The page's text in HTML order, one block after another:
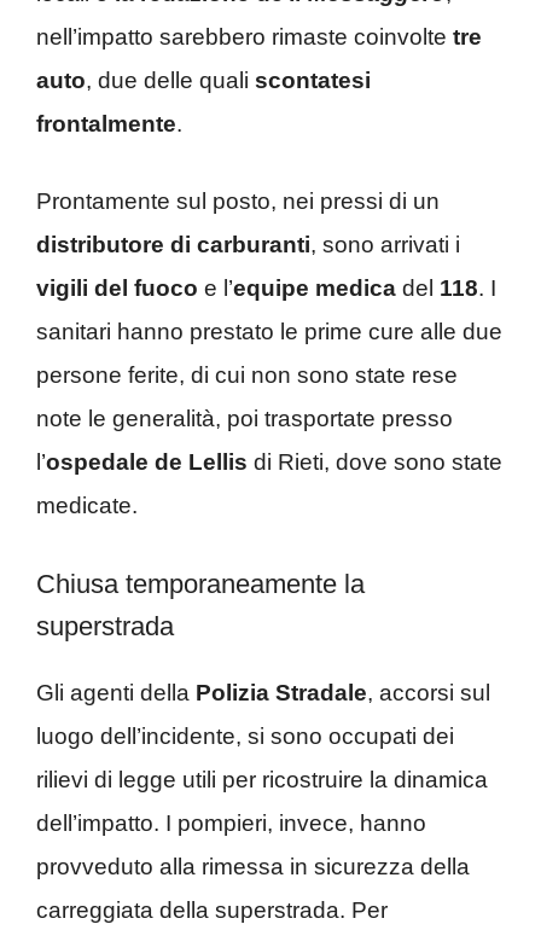
nell’impatto sarebbero rimaste coinvolte tre
auto, due delle quali scontatesi
frontalmente.
Prontamente sul posto, nei pressi di un
distributore di carburanti, sono arrivati i
vigili del fuoco e l’equipe medica del 118. I
sanitari hanno prestato le prime cure alle due
persone ferite, di cui non sono state rese
note le generalità, poi trasportate presso
l’ospedale de Lellis di Rieti, dove sono state
medicate.
Chiusa temporaneamente la
superstrada
Gli agenti della Polizia Stradale, accorsi sul
luogo dell’incidente, si sono occupati dei
rilievi di legge utili per ricostruire la dinamica
dell’impatto. I pompieri, invece, hanno
provveduto alla rimessa in sicurezza della
carreggiata della superstrada. Per